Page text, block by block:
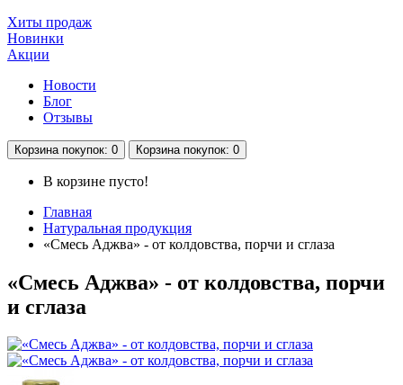
Хиты продаж
Новинки
Акции
Новости
Блог
Отзывы
Корзина покупок: 0 Корзина покупок: 0
В корзине пусто!
Главная
Натуральная продукция
«Смесь Аджва» - от колдовства, порчи и сглаза
«Смесь Аджва» - от колдовства, порчи
и сглаза